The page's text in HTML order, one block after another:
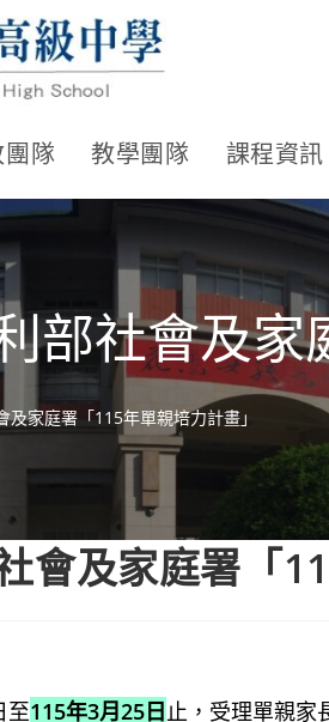
隊 教學團隊 課程資訊
部社會及
家庭署「115年單親培力計畫」
會及家庭署「
至115年3月25日止，受理單親家